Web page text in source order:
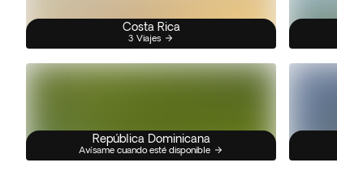
Costa Rica
3 Viajes
República Dominicana
Avísame cuando esté disponible